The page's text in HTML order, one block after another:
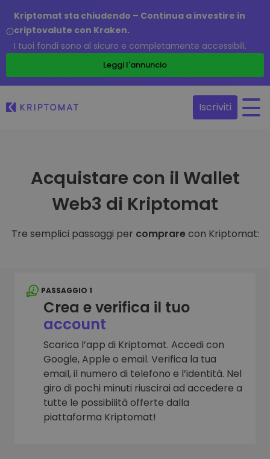
Kriptomat sta chiudendo – Continua a investire in
criptovalute con Kraken.
I tuoi fondi sono al sicuro e completamente accessibili.
Leggi l'annuncio
Iscriviti
Acquistare con il Wallet
Web3 di Kriptomat
Tre semplici passaggi per comprarecon Kriptomat:
PASSAGGIO 1
Crea e verifica il tuo
account
Scarica l’app di Kriptomat. Accedi con
Google, Apple o email. Verifica la tua
email, il numero di telefono e l’identità. Nel
giro di pochi minuti riuscirai ad accedere a
tutte le possibilità offerte dalla
piattaforma Kriptomat!